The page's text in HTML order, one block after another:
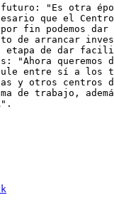
"Es otra
que el
fin podemos
de arrancar
la etapa de dar
"Ahora queremos
entre sí a los
y otros centros
de trabajo,